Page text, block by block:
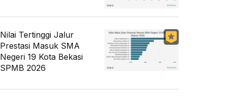
Nilai Tertinggi Jalur
Prestasi Masuk SMA
Negeri 19 Kota Bekasi
SPMB 2026